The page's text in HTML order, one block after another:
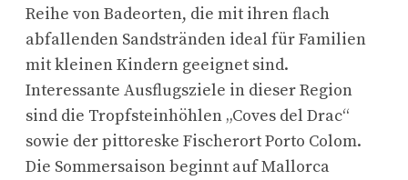
Reihe von Badeorten, die mit ihren flach
abfallenden Sandstränden ideal für Familien
mit kleinen Kindern geeignet sind.
Interessante Ausflugsziele in dieser Region
sind die Tropfsteinhöhlen „Coves del Drac“
sowie der pittoreske Fischerort Porto Colom.
Die Sommersaison beginnt auf Mallorca